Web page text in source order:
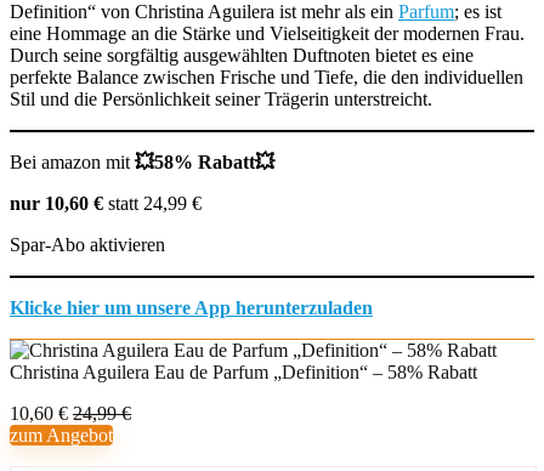
Definition“ von Christina Aguilera ist mehr als ein Parfum; es ist
eine Hommage an die Stärke und Vielseitigkeit der modernen Frau.
Durch seine sorgfältig ausgewählten Duftnoten bietet es eine
perfekte Balance zwischen Frische und Tiefe, die den individuellen
Stil und die Persönlichkeit seiner Trägerin unterstreicht.
Bei amazon mit 💥58% Rabatt💥
nur 10,60 € statt 24,99 €
Spar-Abo aktivieren
Klicke hier um unsere App herunterzuladen
Christina Aguilera Eau de Parfum „Definition“ – 58% Rabatt
10,60 € 24,99 €
zum Angebot